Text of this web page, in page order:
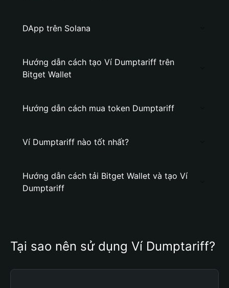
DApp trên Solana
Hướng dẫn cách tạo Ví Dumptariff trên
Bitget Wallet
Hướng dẫn cách mua token Dumptariff
Ví Dumptariff nào tốt nhất?
Hướng dẫn cách tải Bitget Wallet và tạo Ví
Dumptariff
Tại sao nên sử dụng Ví Dumptariff?